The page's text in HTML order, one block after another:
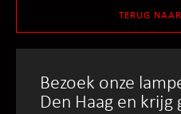
TERUG
Bezoek onze
Den Haag en krijg